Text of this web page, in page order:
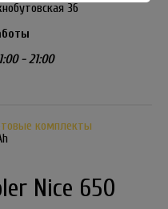
36
- 21:00
комплекты
Nice 650